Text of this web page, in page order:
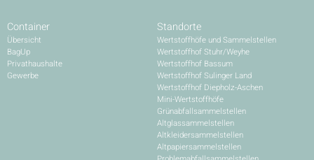
Container
Übersicht
BagUp
Privathaushalte
Gewerbe
Standorte
Wertstoffhöfe und Sammelstellen
Wertstoffhof Stuhr/Weyhe
Wertstoffhof Bassum
Wertstoffhof Sulinger Land
Wertstoffhof Diepholz-Aschen
Mini-Wertstoffhöfe
Grünabfallsammelstellen
Altglassammelstellen
Altkleidersammelstellen
Altpapiersammelstellen